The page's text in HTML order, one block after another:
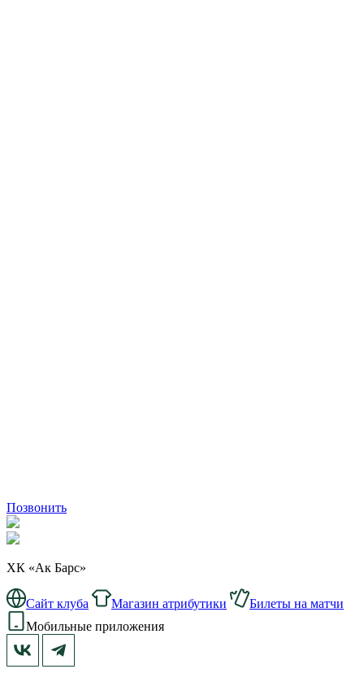
Позвонить
ХК «Ак Барс»
Сайт клуба Магазин атрибутики
Билеты на матчи
Мобильные приложения